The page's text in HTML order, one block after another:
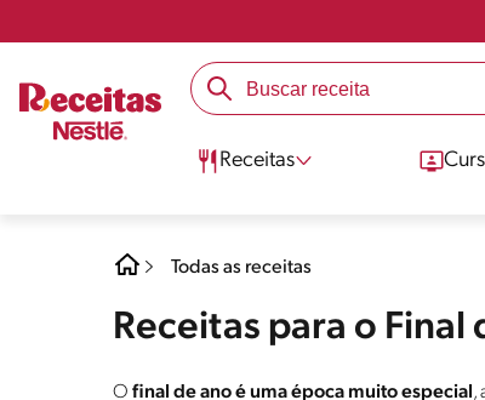
Receitas
Todas as receitas
Receitas para o Final
O final de ano é uma época muito especial ,